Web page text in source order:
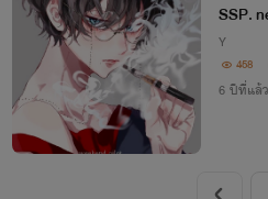
SSP.
Y
458
6 ปีที่แล้ว